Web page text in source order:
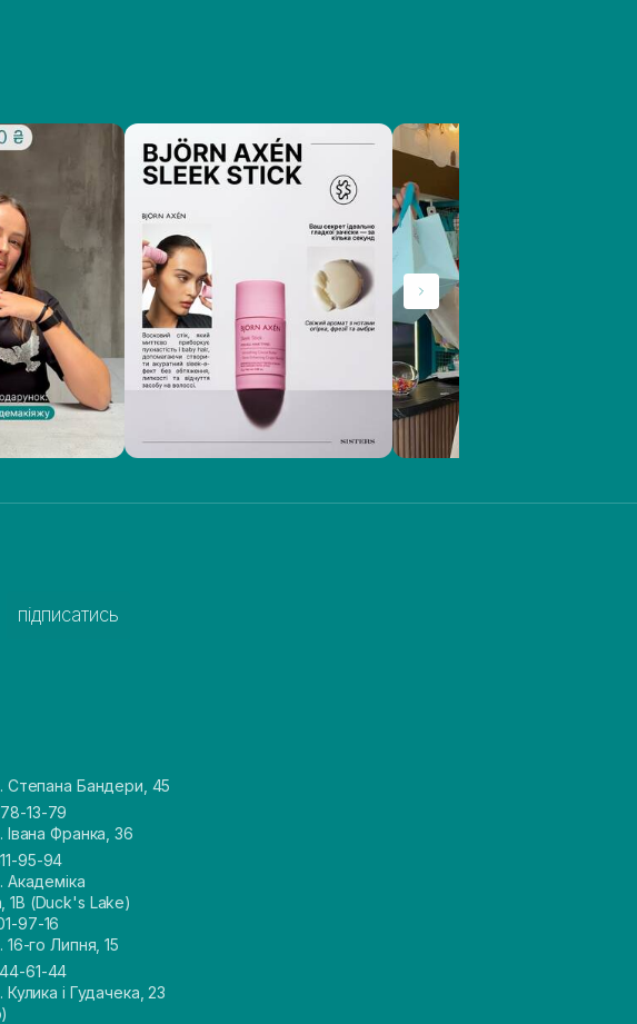
підписатись
Степана Бандери, 45
13-79
Івана Франка, 36
95-94
Академіка
1В (Duck's Lake)
97-16
16-го Липня, 15
61-44
Кулика і Гудачека, 23